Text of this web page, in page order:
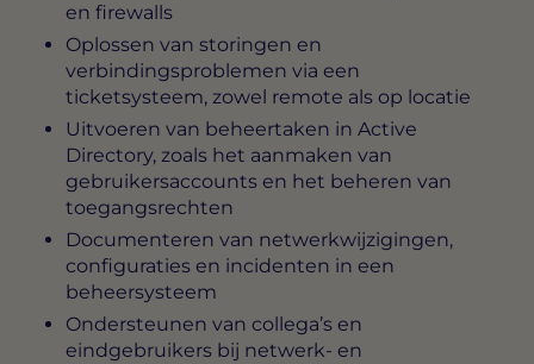
en firewalls
Oplossen van storingen en
verbindingsproblemen via een
ticketsysteem, zowel remote als op locatie
Uitvoeren van beheertaken in Active
Directory, zoals het aanmaken van
gebruikersaccounts en het beheren van
toegangsrechten
Documenteren van netwerkwijzigingen,
configuraties en incidenten in een
beheersysteem
Ondersteunen van collega’s en
eindgebruikers bij netwerk- en